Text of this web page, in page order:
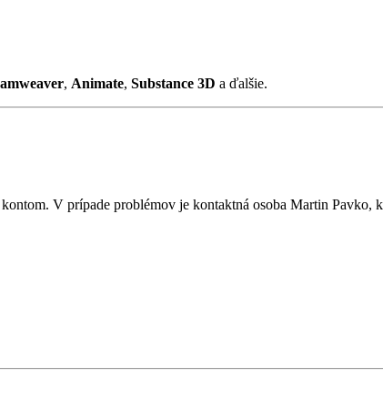
, Animate, Substance 3D a ďalšie.
V prípade problémov je kontaktná osoba Martin Pavko,